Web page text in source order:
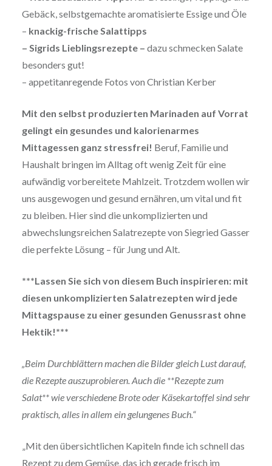
Gebäck, selbstgemachte aromatisierte Essige und Öle
– knackig-frische Salattipps
– Sigrids Lieblingsrezepte – dazu schmecken Salate
besonders gut!
– appetitanregende Fotos von Christian Kerber
Mit den selbst produzierten Marinaden auf Vorrat
gelingt ein gesundes und kalorienarmes
Mittagessen ganz stressfrei! Beruf, Familie und
Haushalt bringen im Alltag oft wenig Zeit für eine
aufwändig vorbereitete Mahlzeit. Trotzdem wollen wir
uns ausgewogen und gesund ernähren, um vital und fit
zu bleiben. Hier sind die unkomplizierten und
abwechslungsreichen Salatrezepte von Siegried Gasser
die perfekte Lösung – für Jung und Alt.
***Lassen Sie sich von diesem Buch inspirieren: mit
diesen unkomplizierten Salatrezepten wird jede
Mittagspause zu einer gesunden Genussrast ohne
Hektik!***
„Beim Durchblättern machen die Bilder gleich Lust darauf,
die Rezepte auszuprobieren. Auch die **Rezepte zum
Salat** wie verschiedene Brote oder Käsekartoffel sind sehr
praktisch, alles in allem ein gelungenes Buch.“
„Mit den übersichtlichen Kapiteln finde ich schnell das
Rezept zu dem Gemüse, das ich gerade frisch im